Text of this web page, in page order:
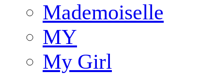
Mademoiselle
MY
My Girl